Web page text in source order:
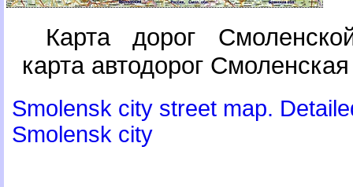
Карта дорог
карта автодорог
Smolensk city street map.
Smolensk city